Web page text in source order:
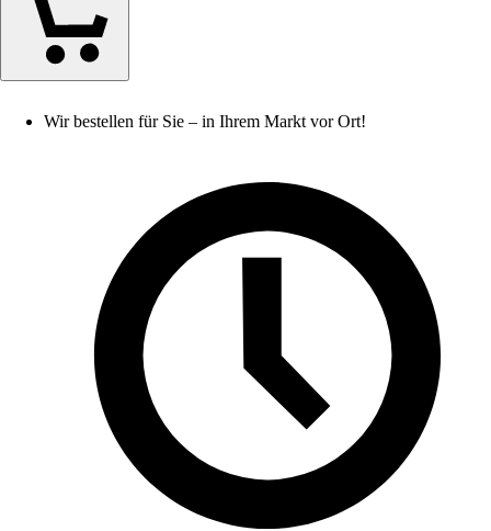
Wir bestellen für Sie – in Ihrem Markt vor Ort!